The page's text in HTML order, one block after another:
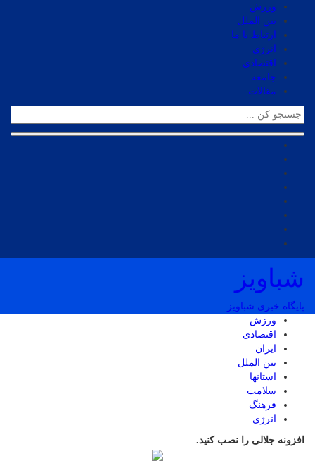
ورزش
بین الملل
ارتباط با ما
انرژی
اقتصادی
جامعه
مقالات
شباویز
پایگاه خبری شباویز
ورزش
اقتصادی
ایران
بین الملل
استانها
سلامت
فرهنگ
انرژی
افزونه جلالی را نصب کنید.